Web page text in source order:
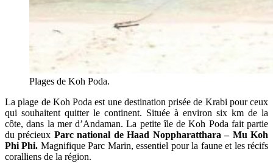
Plages de Koh Poda.
La plage de Koh Poda est une destination prisée de Krabi pour ceux
qui souhaitent quitter le continent. Située à environ six km de la
côte, dans la mer d’Andaman. La petite île de Koh Poda fait partie
du précieux Parc national de Haad Noppharatthara – Mu Koh
Phi Phi. Magnifique Parc Marin, essentiel pour la faune et les récifs
coralliens de la région.